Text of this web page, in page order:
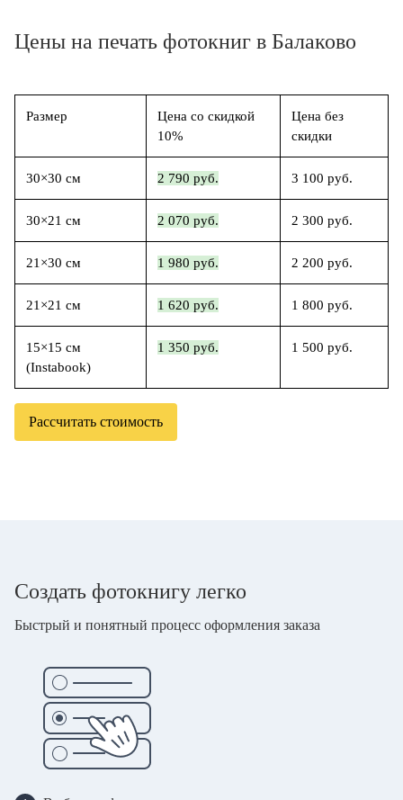
Цены на печать фотокниг в Балаково
Размер
Цена со скидкой
10%
Цена без
скидки
30×30 см 2 790 руб. 3 100 руб.
30×21 см 2 070 руб. 2 300 руб.
21×30 см 1 980 руб. 2 200 руб.
21×21 см 1 620 руб. 1 800 руб.
15×15 см
(Instabook)
1 350 руб. 1 500 руб.
Рассчитать стоимость
Создать фотокнигу легко
Быстрый и понятный процесс оформления заказа